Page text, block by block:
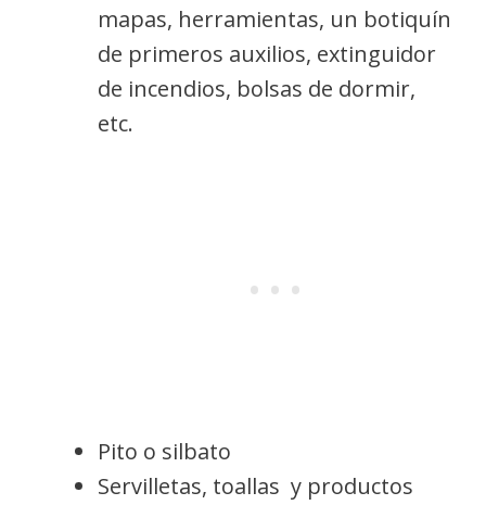
mapas, herramientas, un botiquín
de primeros auxilios, extinguidor
de incendios, bolsas de dormir,
etc.
Pito o silbato
Servilletas, toallas y productos